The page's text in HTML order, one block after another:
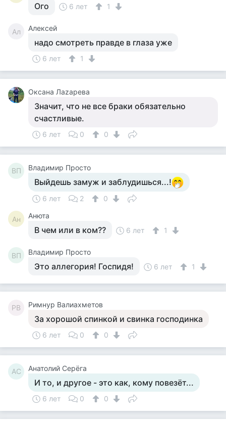
Ого 6 лет 1
Ал Алексей
надо смотреть правде в глаза уже
6 лет 1
Оксана Лаzaрева
Значит, что не все браки обязательно
счастливые.
6 лет 0 0
ВП Владимир Просто
Выйдешь замуж и заблудишься...!
6 лет 2 0
Ан Анюта
В чем или в ком?? 6 лет 1
ВП Владимир Просто
Это аллегория! Госпидя! 6 лет 1
РВ Римнур Валиахметов
За хорошой спинкой и свинка господинка
6 лет 0 0
АС Анатолий Серёга
И то, и другое - это как, кому повезёт...
6 лет 0 0